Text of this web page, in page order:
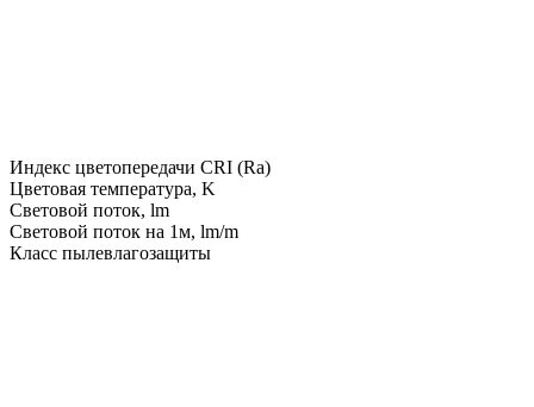
Индекс цветопередачи CRI (Ra)
Цветовая температура, K
Световой поток, lm
Световой поток на 1м, lm/m
Класс пылевлагозащиты